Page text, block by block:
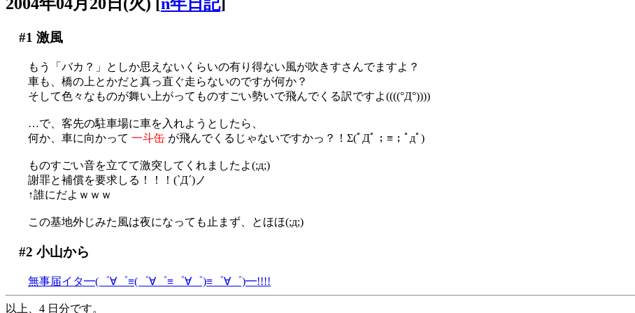
2004年04月20日(火) [n年日記]
#1 激風
もう「バカ？」としか思えないくらいの有り得ない風が吹きすさんでますよ？
車も、橋の上とかだと真っ直ぐ走らないのですが何か？
そして色々なものが舞い上がってものすごい勢いで飛んでくる訳ですよ((((°Д°))))
…で、客先の駐車場に車を入れようとしたら、
何か、車に向かって 一斗缶 が飛んでくるじゃないですかっ？！Σ(ﾟДﾟ；≡；ﾟдﾟ)
ものすごい音を立てて激突してくれましたよ(;д;)
謝罪と補償を要求しる！！！(`Д´)ノ
↑誰にだよｗｗｗ
この基地外じみた風は夜になっても止まず、とほほ(;д;)
#2 小山から
無事届イタ━(゜∀゜≡(゜∀゜≡゜∀゜)≡゜∀゜)━!!!!
以上、4 日分です。